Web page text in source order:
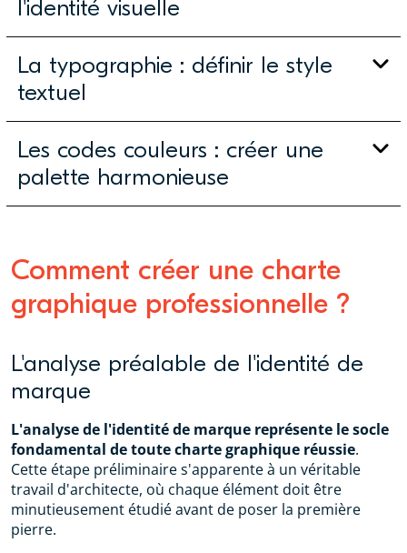
l'identité visuelle
La typographie : définir le style
textuel
Les codes couleurs : créer une
palette harmonieuse
Comment créer une charte
graphique professionnelle ?
L'analyse préalable de l'identité de
marque
L'analyse de l'identité de marque représente le socle
fondamental de toute charte graphique réussie.
Cette étape préliminaire s'apparente à un véritable
travail d'architecte, où chaque élément doit être
minutieusement étudié avant de poser la première
pierre.